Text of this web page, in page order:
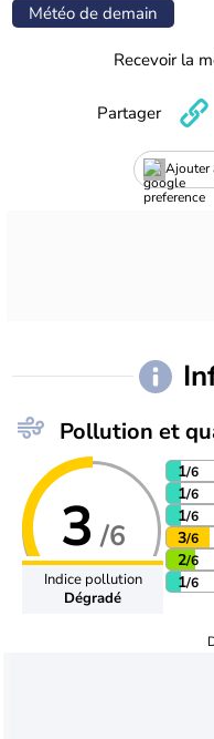
Météo de demain
Recevoir la
Ajouter
Partager
Pollution et
3 /6
Indice pollution
Dégradé
1/6
1/6
1/6
3/6
2/6
1/6